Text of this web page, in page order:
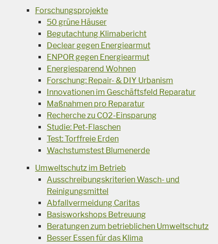
Forschungsprojekte
50 grüne Häuser
Begutachtung Klimabericht
Declear gegen Energiearmut
ENPOR gegen Energiearmut
Energiesparend Wohnen
Forschung: Repair- & DIY Urbanism
Innovationen im Geschäftsfeld Reparatur
Maßnahmen pro Reparatur
Recherche zu CO2-Einsparung
Studie: Pet-Flaschen
Test: Torffreie Erden
Wachstumstest Blumenerde
Umweltschutz im Betrieb
Ausschreibungskriterien Wasch- und
Reinigungsmittel
Abfallvermeidung Caritas
Basisworkshops Betreuung
Beratungen zum betrieblichen Umweltschutz
Besser Essen für das Klima